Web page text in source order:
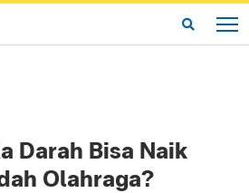
Darah Bisa Naik
Olahraga?